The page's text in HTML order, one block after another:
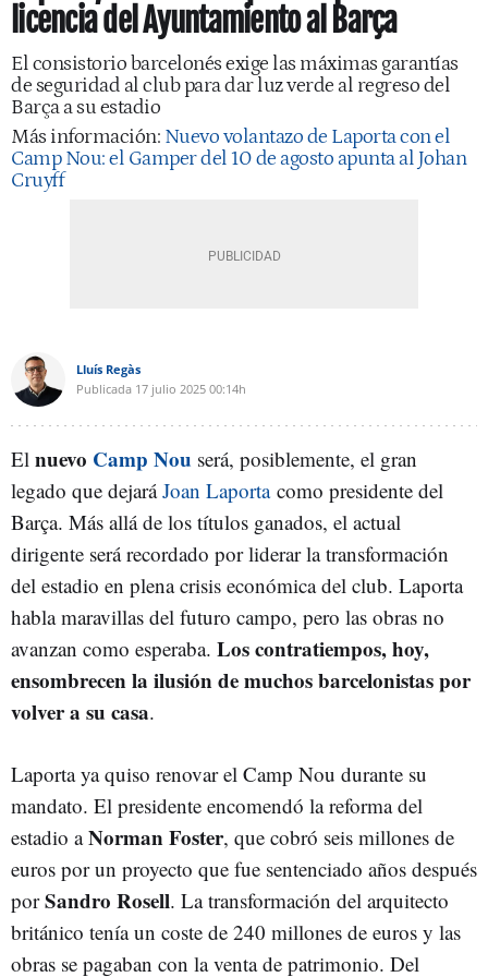
licencia del Ayuntamiento al Barça
El consistorio barcelonés exige las máximas garantías
de seguridad al club para dar luz verde al regreso del
Barça a su estadio
Más información: Nuevo volantazo de Laporta con el
Camp Nou: el Gamper del 10 de agosto apunta al Johan
Cruyff
Lluís Regàs
Publicada 17 julio 2025 00:14h
El nuevo Camp Nou será, posiblemente, el gran
legado que dejaráJoan Laportacomo presidente del
Barça. Más allá de los títulos ganados, el actual
dirigente será recordado por liderar la transformación
del estadio en plena crisis económica del club. Laporta
habla maravillas del futuro campo, pero las obras no
avanzan como esperaba. Los contratiempos, hoy,
ensombrecen la ilusión de muchos barcelonistas por
volver a su casa.
Laporta ya quiso renovar el Camp Nou durante su
mandato. El presidente encomendó la reforma del
estadio aNorman Foster, que cobró seis millones de
euros por un proyecto que fue sentenciado años después
porSandro Rosell. La transformación del arquitecto
británico tenía un coste de 240 millones de euros y las
obras se pagaban con la venta de patrimonio. Del